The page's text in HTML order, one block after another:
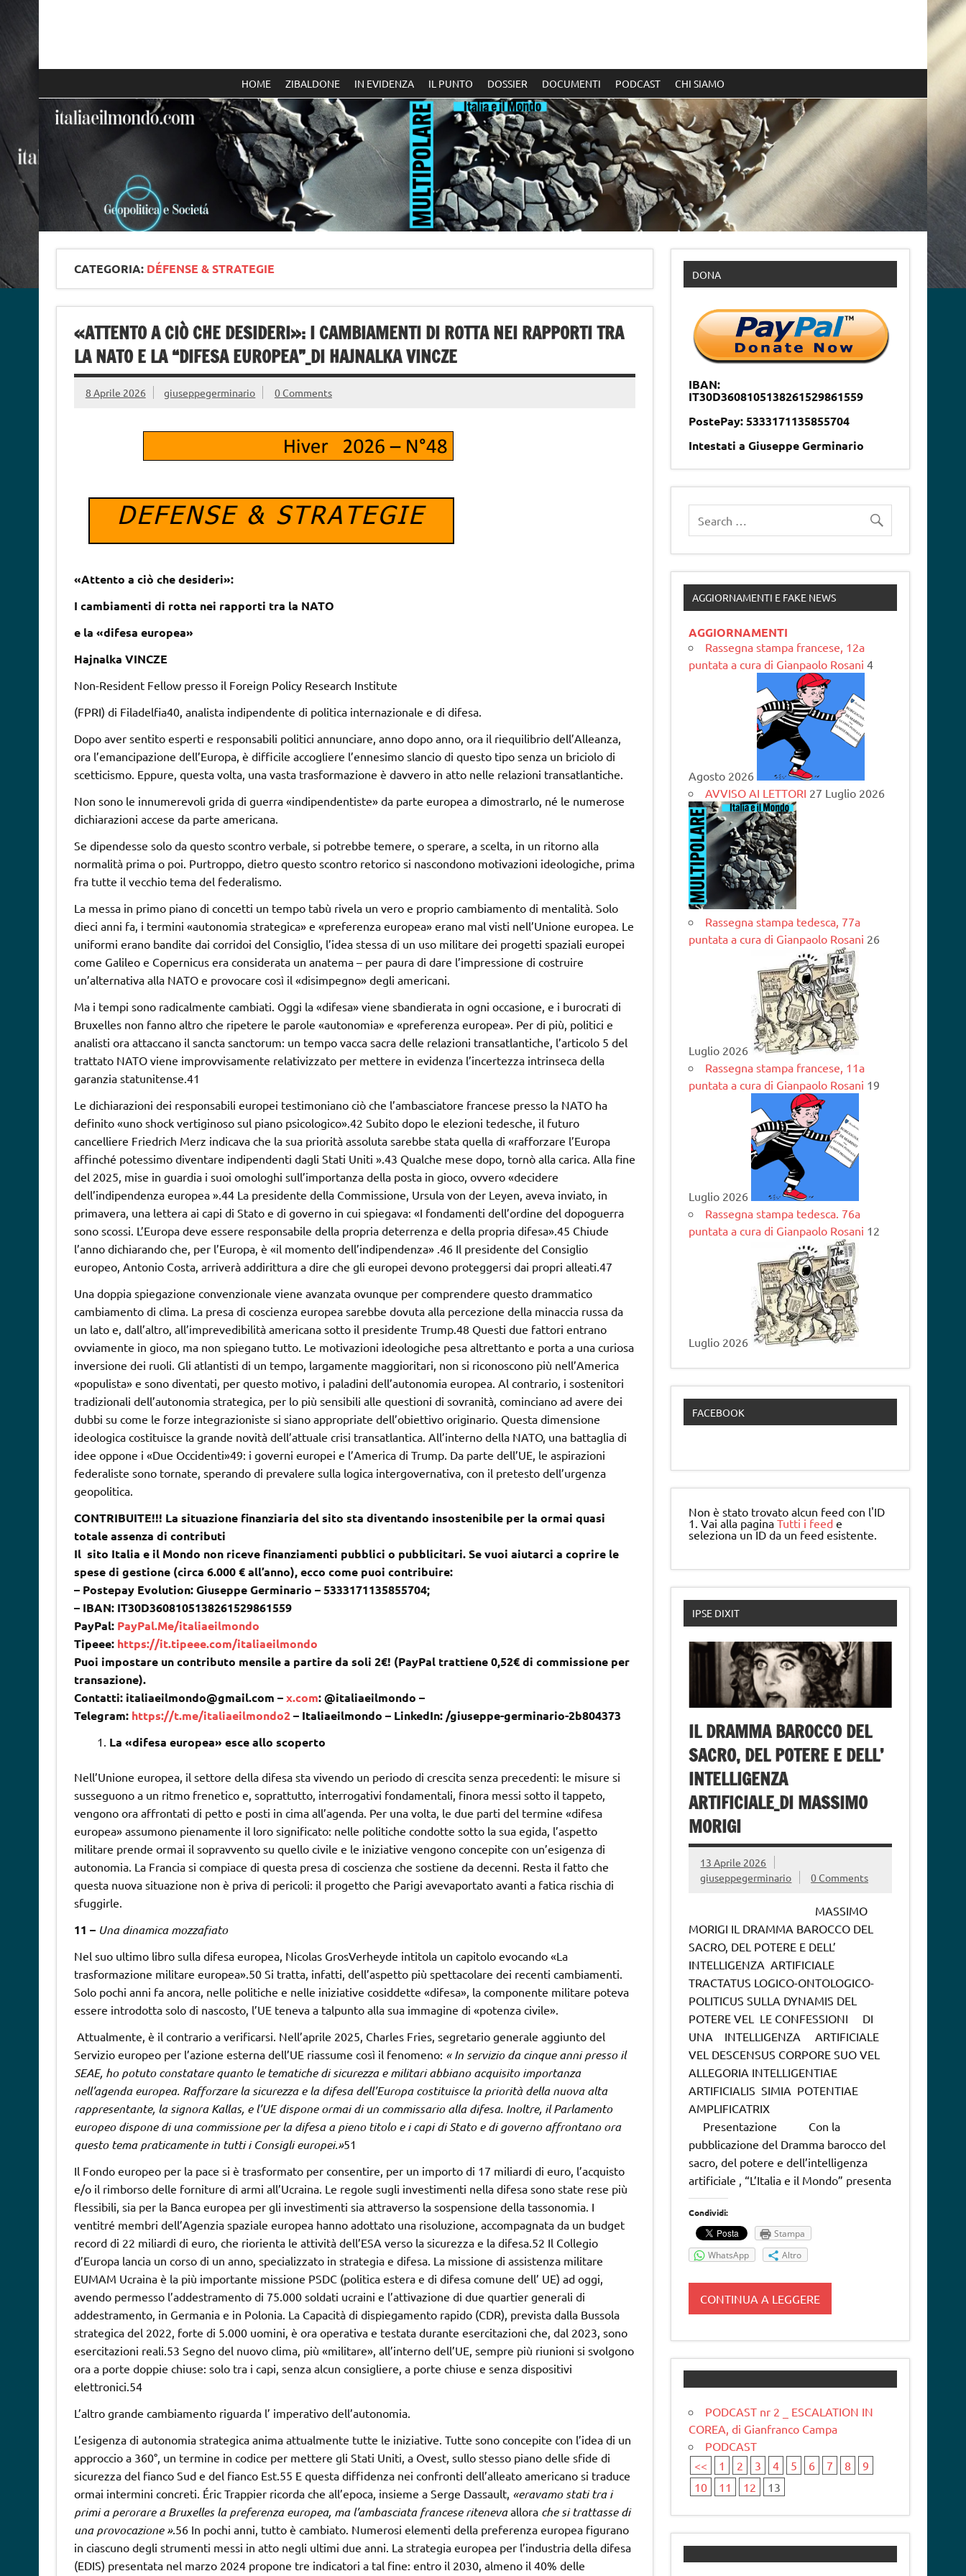
HOME ZIBALDONE IN EVIDENZA IL PUNTO DOSSIER DOCUMENTI PODCAST CHI SIAMO
CATEGORIA: DÉFENSE & STRATEGIE
«ATTENTO A CIÒ CHE DESIDERI»: I CAMBIAMENTI DI ROTTA NEI RAPPORTI TRA
LA NATO E LA “DIFESA EUROPEA”_DI HAJNALKA VINCZE
8 Aprile 2026 giuseppegerminario 0 Comments
«Attento a ciò che desideri»:
I cambiamenti di rotta nei rapporti tra la NATO
e la «difesa europea»
Hajnalka VINCZE
Non-Resident Fellow presso il Foreign Policy Research Institute
(FPRI) di Filadelfia40, analista indipendente di politica internazionale e di difesa.
Dopo aver sentito esperti e responsabili politici annunciare, anno dopo anno, ora il riequilibrio dell’Alleanza,
ora l’emancipazione dell’Europa, è difficile accogliere l’ennesimo slancio di questo tipo senza un briciolo di
scetticismo. Eppure, questa volta, una vasta trasformazione è davvero in atto nelle relazioni transatlantiche.
Non sono le innumerevoli grida di guerra «indipendentiste» da parte europea a dimostrarlo, né le numerose
dichiarazioni accese da parte americana.
Se dipendesse solo da questo scontro verbale, si potrebbe temere, o sperare, a scelta, in un ritorno alla
normalità prima o poi. Purtroppo, dietro questo scontro retorico si nascondono motivazioni ideologiche, prima
fra tutte il vecchio tema del federalismo.
La messa in primo piano di concetti un tempo tabù rivela un vero e proprio cambiamento di mentalità. Solo
dieci anni fa, i termini «autonomia strategica» e «preferenza europea» erano mal visti nell’Unione europea. Le
uniformi erano bandite dai corridoi del Consiglio, l’idea stessa di un uso militare dei progetti spaziali europei
come Galileo e Copernicus era considerata un anatema – per paura di dare l’impressione di costruire
un’alternativa alla NATO e provocare così il «disimpegno» degli americani.
Ma i tempi sono radicalmente cambiati. Oggi la «difesa» viene sbandierata in ogni occasione, e i burocrati di
Bruxelles non fanno altro che ripetere le parole «autonomia» e «preferenza europea». Per di più, politici e
analisti ora attaccano il sancta sanctorum: un tempo vacca sacra delle relazioni transatlantiche, l’articolo 5 del
trattato NATO viene improvvisamente relativizzato per mettere in evidenza l’incertezza intrinseca della
garanzia statunitense.41
Le dichiarazioni dei responsabili europei testimoniano ciò che l’ambasciatore francese presso la NATO ha
definito «uno shock vertiginoso sul piano psicologico».42 Subito dopo le elezioni tedesche, il futuro
cancelliere Friedrich Merz indicava che la sua priorità assoluta sarebbe stata quella di «rafforzare l’Europa
affinché potessimo diventare indipendenti dagli Stati Uniti ».43 Qualche mese dopo, tornò alla carica. Alla fine
del 2025, mise in guardia i suoi omologhi sull’importanza della posta in gioco, ovvero «decidere
dell’indipendenza europea ».44 La presidente della Commissione, Ursula von der Leyen, aveva inviato, in
primavera, una lettera ai capi di Stato e di governo in cui spiegava: «I fondamenti dell’ordine del dopoguerra
sono scossi. L’Europa deve essere responsabile della propria deterrenza e della propria difesa».45 Chiude
l’anno dichiarando che, per l’Europa, è «il momento dell’indipendenza» .46 Il presidente del Consiglio
europeo, Antonio Costa, arriverà addirittura a dire che gli europei devono proteggersi dai propri alleati.47
Una doppia spiegazione convenzionale viene avanzata ovunque per comprendere questo drammatico
cambiamento di clima. La presa di coscienza europea sarebbe dovuta alla percezione della minaccia russa da
un lato e, dall’altro, all’imprevedibilità americana sotto il presidente Trump.48 Questi due fattori entrano
ovviamente in gioco, ma non spiegano tutto. Le motivazioni ideologiche pesa altrettanto e porta a una curiosa
inversione dei ruoli. Gli atlantisti di un tempo, largamente maggioritari, non si riconoscono più nell’America
«populista» e sono diventati, per questo motivo, i paladini dell’autonomia europea. Al contrario, i sostenitori
tradizionali dell’autonomia strategica, per lo più sensibili alle questioni di sovranità, cominciano ad avere dei
dubbi su come le forze integrazioniste si siano appropriate dell’obiettivo originario. Questa dimensione
ideologica costituisce la grande novità dell’attuale crisi transatlantica. All’interno della NATO, una battaglia di
idee oppone i «Due Occidenti»49: i governi europei e l’America di Trump. Da parte dell’UE, le aspirazioni
federaliste sono tornate, sperando di prevalere sulla logica intergovernativa, con il pretesto dell’urgenza
geopolitica.
CONTRIBUITE!!! La situazione finanziaria del sito sta diventando insostenibile per la ormai quasi
totale assenza di contributi
Il sito Italia e il Mondo non riceve finanziamenti pubblici o pubblicitari. Se vuoi aiutarci a coprire le
spese di gestione (circa 6.000 € all’anno), ecco come puoi contribuire:
– Postepay Evolution: Giuseppe Germinario – 5333171135855704;
– IBAN: IT30D3608105138261529861559
PayPal: PayPal.Me/italiaeilmondo
Tipeee: https://it.tipeee.com/italiaeilmondo
Puoi impostare un contributo mensile a partire da soli 2€! (PayPal trattiene 0,52€ di commissione per
transazione).
Contatti: italiaeilmondo@gmail.com –x.com: @italiaeilmondo –
Telegram: https://t.me/italiaeilmondo2– Italiaeilmondo – LinkedIn: /giuseppe-germinario-2b804373
La «difesa europea» esce allo scoperto
Nell’Unione europea, il settore della difesa sta vivendo un periodo di crescita senza precedenti: le misure si
susseguono a un ritmo frenetico e, soprattutto, interrogativi fondamentali, finora messi sotto il tappeto,
vengono ora affrontati di petto e posti in cima all’agenda. Per una volta, le due parti del termine «difesa
europea» assumono pienamente il loro significato: nelle politiche condotte sotto la sua egida, l’aspetto
militare prende ormai il sopravvento su quello civile e le iniziative vengono concepite con un’esigenza di
autonomia. La Francia si compiace di questa presa di coscienza che sostiene da decenni. Resta il fatto che
questa nuova situazione non è priva di pericoli: il progetto che Parigi avevaportato avanti a fatica rischia di
sfuggirle.
11 – Una dinamica mozzafiato
Nel suo ultimo libro sulla difesa europea, Nicolas GrosVerheyde intitola un capitolo evocando «La
trasformazione militare europea».50 Si tratta, infatti, dell’aspetto più spettacolare dei recenti cambiamenti.
Solo pochi anni fa ancora, nelle politiche e nelle iniziative cosiddette «difesa», la componente militare poteva
essere introdotta solo di nascosto, l’UE teneva a talpunto alla sua immagine di «potenza civile».
Attualmente, è il contrario a verificarsi. Nell’aprile 2025, Charles Fries, segretario generale aggiunto del
Servizio europeo per l’azione esterna dell’UE riassume così il fenomeno: « In servizio da cinque anni presso il
SEAE, ho potuto constatare quanto le tematiche di sicurezza e militari abbiano acquisito importanza
nell’agenda europea. Rafforzare la sicurezza e la difesa dell’Europa costituisce la priorità della nuova alta
rappresentante, la signora Kallas, e l’UE dispone ormai di un commissario alla difesa. Inoltre, il Parlamento
europeo dispone di una commissione per la difesa a pieno titolo e i capi di Stato e di governo affrontano ora
questo tema praticamente in tutti i Consigli europei.»51
Il Fondo europeo per la pace si è trasformato per consentire, per un importo di 17 miliardi di euro, l’acquisto
e/o il rimborso delle forniture di armi all’Ucraina. Le regole sugli investimenti nella difesa sono state rese più
flessibili, sia per la Banca europea per gli investimenti sia attraverso la sospensione della tassonomia. I
ventitré membri dell’Agenzia spaziale europea hanno adottato una risoluzione, accompagnata da un budget
record di 22 miliardi di euro, che riorienta le attività dell’ESA verso la sicurezza e la difesa.52 Il Collegio
d’Europa lancia un corso di un anno, specializzato in strategia e difesa. La missione di assistenza militare
EUMAM Ucraina è la più importante missione PSDC (politica estera e di difesa comune dell’ UE) ad oggi,
avendo permesso l’addestramento di 75.000 soldati ucraini e l’attivazione di due quartier generali di
addestramento, in Germania e in Polonia. La Capacità di dispiegamento rapido (CDR), prevista dalla Bussola
strategica del 2022, forte di 5.000 uomini, è ora operativa e testata durante esercitazioni che, dal 2023, sono
esercitazioni reali.53 Segno del nuovo clima, più «militare», all’interno dell’UE, sempre più riunioni si svolgono
ora a porte doppie chiuse: solo tra i capi, senza alcun consigliere, a porte chiuse e senza dispositivi
elettronici.54
L’altro grande cambiamento riguarda l’ imperativo dell’autonomia.
L’esigenza di autonomia strategica anima attualmente tutte le iniziative. Tutte sono concepite con l’idea di un
approccio a 360°, un termine in codice per mettere gli Stati Uniti, a Ovest, sullo stesso piano delle sfide di
sicurezza del fianco Sud e del fianco Est.55 E questa diffidenza nei confronti dell’alleato americano si traduce
ormai intermini concreti. Éric Trappier ricorda che all’epoca, insieme a Serge Dassault, «eravamo stati tra i
primi a perorare a Bruxelles la preferenza europea, ma l’ambasciata francese ritenevaallora che si trattasse di
una provocazione ».56 In pochi anni, tutto è cambiato. Numerosi elementi della preferenza europea figurano
in ciascuno degli strumenti messi in atto negli ultimi due anni. La strategia europea per l’industria della difesa
(EDIS) presentata nel marzo 2024 propone tre indicatori a tal fine: entro il 2030, almeno il 40% delle
DONA
IBAN:
IT30D3608105138261529861559
PostePay: 5333171135855704
Intestati a Giuseppe Germinario
AGGIORNAMENTI E FAKE NEWS
AGGIORNAMENTI
Rassegna stampa francese, 12a
puntata a cura di Gianpaolo Rosani 4
Agosto 2026
AVVISO AI LETTORI 27 Luglio 2026
Rassegna stampa tedesca, 77a
puntata a cura di Gianpaolo Rosani 26
Luglio 2026
Rassegna stampa francese, 11a
puntata a cura di Gianpaolo Rosani 19
Luglio 2026
Rassegna stampa tedesca. 76a
puntata a cura di Gianpaolo Rosani 12
Luglio 2026
FACEBOOK
Non è stato trovato alcun feed con l'ID
1. Vai alla paginaTutti i feed e
seleziona un ID da un feed esistente.
IPSE DIXIT
IL DRAMMA BAROCCO DEL
SACRO, DEL POTERE E DELL’
INTELLIGENZA
ARTIFICIALE_DI MASSIMO
MORIGI
13 Aprile 2026
giuseppegerminario
0 Comments
MASSIMO
MORIGI IL DRAMMA BAROCCO DEL
SACRO, DEL POTERE E DELL’
INTELLIGENZA ARTIFICIALE
TRACTATUS LOGICO-ONTOLOGICO-
POLITICUS SULLA DYNAMIS DEL
POTERE VEL LE CONFESSIONI DI
UNA INTELLIGENZA ARTIFICIALE
VEL DESCENSUS CORPORE SUO VEL
ALLEGORIA INTELLIGENTIAE
ARTIFICIALIS SIMIA POTENTIAE
AMPLIFICATRIX
Presentazione Con la
pubblicazione del Dramma barocco del
sacro, del potere e dell’intelligenza
artificiale , “L’Italia e il Mondo” presenta
Condividi:
Stampa
WhatsApp
Altro
CONTINUA A LEGGERE
PODCAST nr 2 _ ESCALATION IN
COREA, di Gianfranco Campa
PODCAST
<<
1 2 3 4 5 6 7 8
9
10
11 12 13